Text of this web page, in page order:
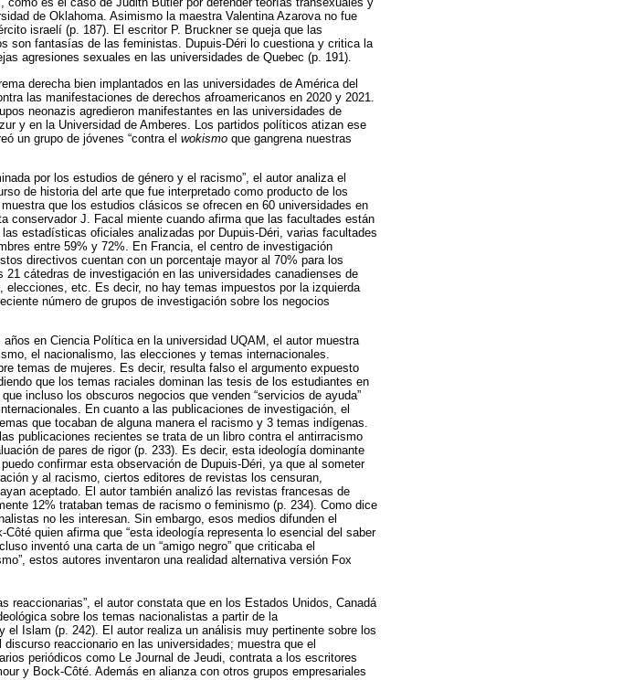
de Oklahoma. Asimismo la maestra Valentina Azarova no fue
israelí (p. 187). El escritor P. Bruckner se queja que las
son fantasías de las feministas. Dupuis-Déri lo cuestiona y critica la
agresiones sexuales en las universidades de Quebec (p. 191).
derecha bien implantados en las universidades de América del
las manifestaciones de derechos afroamericanos en 2020 y 2021.
neonazis agredieron manifestantes en las universidades de
y en la Universidad de Amberes. Los partidos políticos atizan ese
un grupo de jóvenes “contra el wokismo que gangrena nuestras
por los estudios de género y el racismo”, el autor analiza el
de historia del arte que fue interpretado como producto de los
que los estudios clásicos se ofrecen en 60 universidades en
conservador J. Facal miente cuando afirma que las facultades están
estadísticas oficiales analizadas por Dupuis-Déri, varias facultades
entre 59% y 72%. En Francia, el centro de investigación
directivos cuentan con un porcentaje mayor al 70% para los
cátedras de investigación en las universidades canadienses de
etc. Es decir, no hay temas impuestos por la izquierda
número de grupos de investigación sobre los negocios
en Ciencia Política en la universidad UQAM, el autor muestra
el nacionalismo, las elecciones y temas internacionales.
temas de mujeres. Es decir, resulta falso el argumento expuesto
que los temas raciales dominan las tesis de los estudiantes en
incluso los obscuros negocios que venden “servicios de ayuda”
En cuanto a las publicaciones de investigación, el
que tocaban de alguna manera el racismo y 3 temas indígenas.
publicaciones recientes se trata de un libro contra el antirracismo
de pares de rigor (p. 233). Es decir, esta ideología dominante
confirmar esta observación de Dupuis-Déri, ya que al someter
y al racismo, ciertos editores de revistas los censuran,
aceptado. El autor también analizó las revistas francesas de
12% trataban temas de racismo o feminismo (p. 234). Como dice
no les interesan. Sin embargo, esos medios difunden el
quien afirma que “esta ideología representa lo esencial del saber
inventó una carta de un “amigo negro” que criticaba el
estos autores inventaron una realidad alternativa versión Fox
reaccionarias”, el autor constata que en los Estados Unidos, Canadá
sobre los temas nacionalistas a partir de la
Islam (p. 242). El autor realiza un análisis muy pertinente sobre los
reaccionario en las universidades; muestra que el
periódicos como Le Journal de Jeudi, contrata a los escritores
y Bock-Côté. Además en alianza con otros grupos empresariales